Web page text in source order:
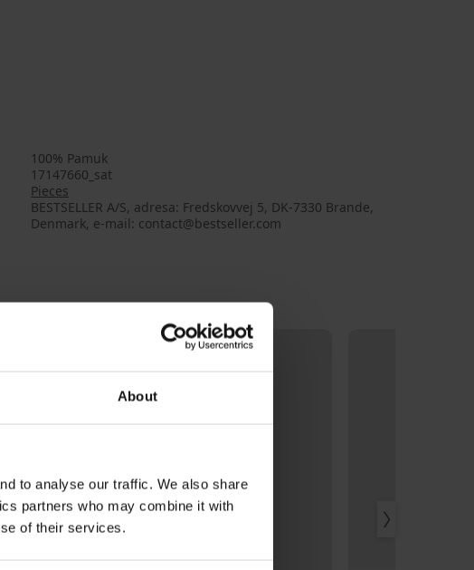
About
to analyse our traffic. We also share
partners who may combine it with
of their services.
100% Pamuk
17147660_sat
Pieces
BESTSELLER A/S, adresa: Fredskovvej 5, DK-7330 Brande,
Denmark, e-mail: contact@bestseller.com